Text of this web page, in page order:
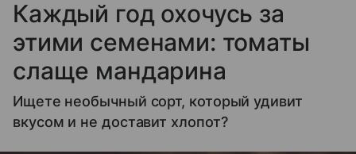
Каждый год охочусь за
этими семенами: томаты
слаще мандарина
Ищете необычный сорт, который удивит
вкусом и не доставит хлопот?